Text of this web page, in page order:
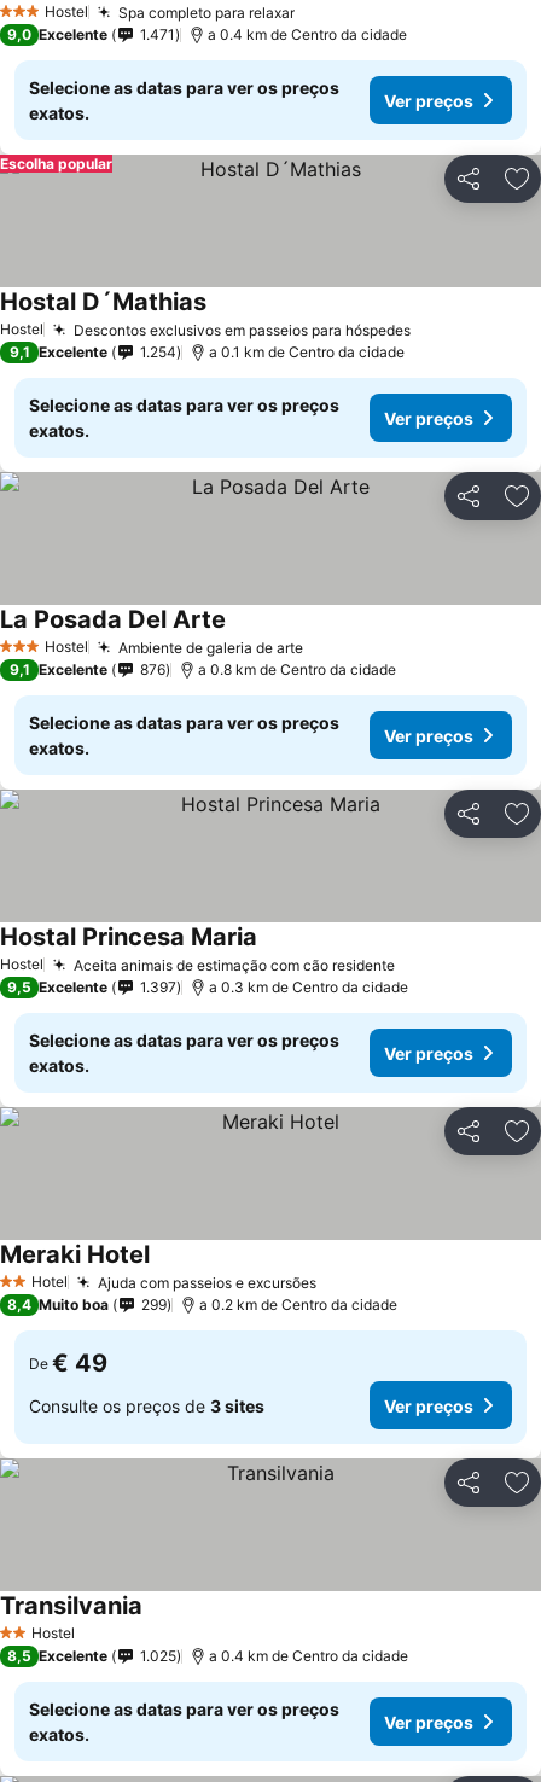
3 EstrelasHostel Spa completo para relaxar
9,0 Excelente 1.471 a 0.4 km de Centro da cidade
Selecione as datas para ver os preços
exatos.
Ver preços
Partilhar
Escolha popular
Hostel Descontos exclusivos em passeios para hóspedes
Hostal D´Mathias
9,1 Excelente 1.254 a 0.1 km de Centro da cidade
Selecione as datas para ver os preços
exatos.
Ver preços
Partilhar
3 EstrelasHostel Ambiente de galeria de arte
La Posada Del Arte
9,1 Excelente 876 a 0.8 km de Centro da cidade
Selecione as datas para ver os preços
exatos.
Ver preços
Partilhar
Hostel Aceita animais de estimação com cão residente
Hostal Princesa Maria
9,5 Excelente 1.397 a 0.3 km de Centro da cidade
Selecione as datas para ver os preços
exatos.
Ver preços
Partilhar
2 Estrelas
Hotel Ajuda com passeios e excursões
Meraki Hotel
8,4 Muito boa 299 a 0.2 km de Centro da cidade
De € 49
Consulte os preços de 3 sites Ver preços
Partilhar
2 Estrelas
Hostel
Transilvania
8,5 Excelente 1.025 a 0.4 km de Centro da cidade
Selecione as datas para ver os preços
exatos.
Ver preços